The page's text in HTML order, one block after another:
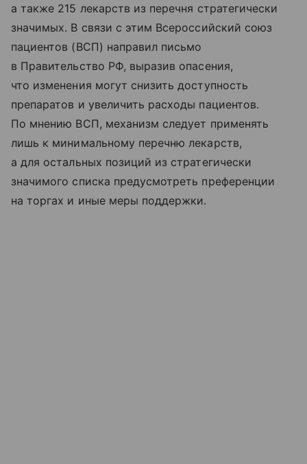
а также 215 лекарств из перечня стратегически
значимых. В связи с этим Всероссийский союз
пациентов (ВСП) направил письмо
в Правительство РФ, выразив опасения,
что изменения могут снизить доступность
препаратов и увеличить расходы пациентов.
По мнению ВСП, механизм следует применять
лишь к минимальному перечню лекарств,
а для остальных позиций из стратегически
значимого списка предусмотреть преференции
на торгах и иные меры поддержки.